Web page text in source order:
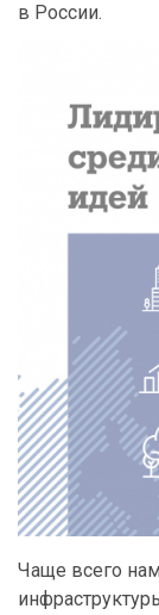
в России.
Чаще всего